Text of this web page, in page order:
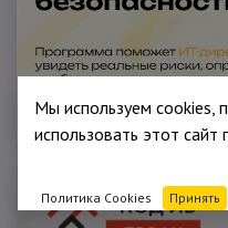
Мы используем cookies,
использовать этот сайт
Политика Cookies Принять